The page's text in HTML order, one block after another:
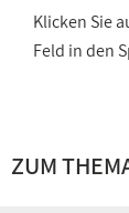
Klicken Sie
Feld in den
ZUM